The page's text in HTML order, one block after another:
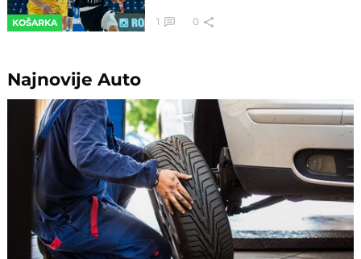
KOŠARKA 1 0
NajnovijeAuto